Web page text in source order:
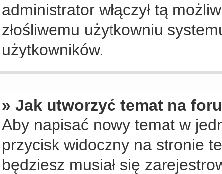
administrator włączył tą
złośliwemu użytkowniu
użytkowników.
» Jak utworzyć temat na
Aby napisać nowy temat w
przycisk widoczny na stronie
będziesz musiał się